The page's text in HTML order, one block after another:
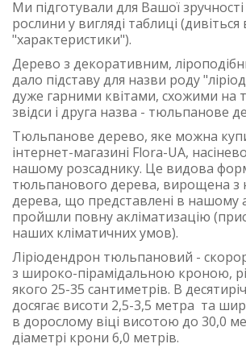
Ми підготували для Вашої
рослини у вигляді таблиці (дивіться
"характеристики").
Дерево з декоративним,
дало підставу для назви роду
дуже гарними квітами, схожими на
звідси і друга назва - тюльпанове
Тюльпанове дерево, яке можна
інтернет-магазині Flora-UA,
нашому розсаднику. Це видова
тюльпанового дерева, вирощена з
дерева, що представлені в нашому
пройшли повну акліматизацію
наших кліматичних умов).
Ліріодендрон тюльпановий -
з широко-пірамідальною кроною,
якого 25-35 сантиметрів. В
досягає висоти 2,5-3,5 метра та
в дорослому віці висотою до 30,0
діаметрі крони 6,0 метрів.